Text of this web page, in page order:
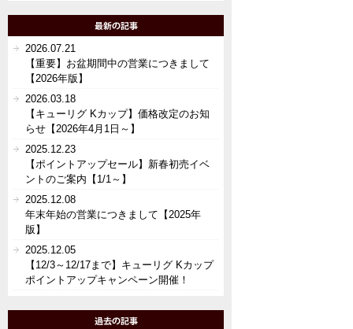
2026.07.21
【重要】お盆期間中の営業につきまして
【2026年版】
2026.03.18
【キューリグ Kカップ】価格改定のお知
らせ【2026年4月1日～】
2025.12.23
【ポイントアップセール】新春初売イベ
ントのご案内【1/1～】
2025.12.08
年末年始の営業につきまして【2025年
版】
2025.12.05
【12/3～12/17まで】キューリグ Kカップ
ポイントアップキャンペーン開催！